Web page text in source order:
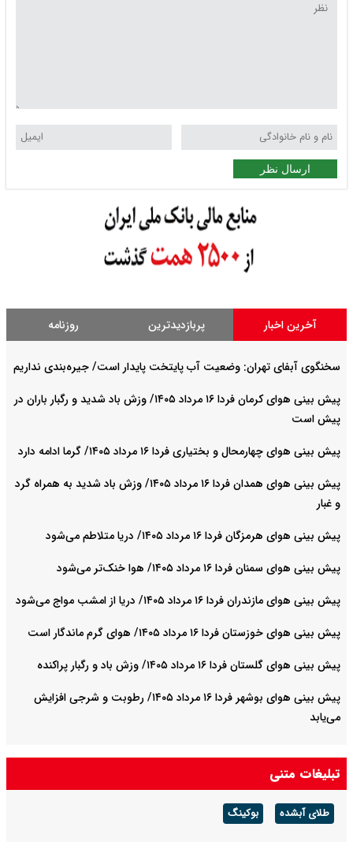
ارسال نظر
آخرین اخبار پربازدیدترین روزنامه
سخنگوی آبفای تهران: وضعیت آب پایتخت پایدار است/ جیره‌بندی نداریم
پیش بینی هوای کرمان فردا ۱۶ مرداد ۱۴۰۵/ وزش باد شدید و رگبار باران در
پیش است
پیش بینی هوای چهارمحال و بختیاری فردا ۱۶ مرداد ۱۴۰۵/ گرما ادامه دارد
پیش بینی هوای همدان فردا ۱۶ مرداد ۱۴۰۵/ وزش باد شدید به همراه گرد
و غبار
پیش بینی هوای هرمزگان فردا ۱۶ مرداد ۱۴۰۵/ دریا متلاطم می‌شود
پیش بینی هوای سمنان فردا ۱۶ مرداد ۱۴۰۵/ هوا خنک‌تر می‌شود
پیش بینی هوای مازندران فردا ۱۶ مرداد ۱۴۰۵/ دریا از امشب مواج می‌شود
پیش بینی هوای خوزستان فردا ۱۶ مرداد ۱۴۰۵/ هوای گرم ماندگار است
پیش بینی هوای گلستان فردا ۱۶ مرداد ۱۴۰۵/ وزش باد و رگبار پراکنده
پیش بینی هوای بوشهر فردا ۱۶ مرداد ۱۴۰۵/ رطوبت و شرجی افزایش
می‌یابد
تبلیغات متنی
طلای آبشده بوکینگ